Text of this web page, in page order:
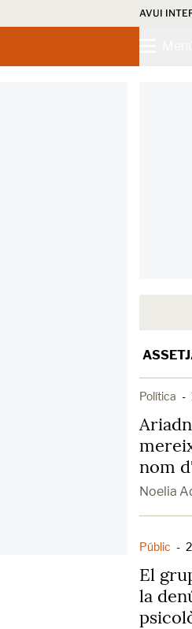
AVUI
Política -
nom
Noelia
Públic -
El
la